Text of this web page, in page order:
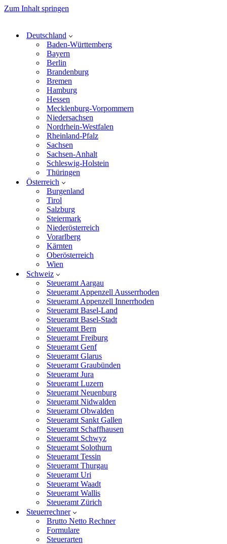
Zum Inhalt springen
Deutschland
Baden-Württemberg
Bayern
Berlin
Brandenburg
Bremen
Hamburg
Hessen
Mecklenburg-Vorpommern
Niedersachsen
Nordrhein-Westfalen
Rheinland-Pfalz
Sachsen
Sachsen-Anhalt
Schleswig-Holstein
Thüringen
Österreich
Burgenland
Tirol
Salzburg
Steiermark
Niederösterreich
Vorarlberg
Kärnten
Oberösterreich
Wien
Schweiz
Steueramt Aargau
Steueramt Appenzell Ausserrhoden
Steueramt Appenzell Innerrhoden
Steueramt Basel-Land
Steueramt Basel-Stadt
Steueramt Bern
Steueramt Freiburg
Steueramt Genf
Steueramt Glarus
Steueramt Graubünden
Steueramt Jura
Steueramt Luzern
Steueramt Neuenburg
Steueramt Nidwalden
Steueramt Obwalden
Steueramt Sankt Gallen
Steueramt Schaffhausen
Steueramt Schwyz
Steueramt Solothurn
Steueramt Tessin
Steueramt Thurgau
Steueramt Uri
Steueramt Waadt
Steueramt Wallis
Steueramt Zürich
Steuerrechner
Brutto Netto Rechner
Formulare
Steuerarten